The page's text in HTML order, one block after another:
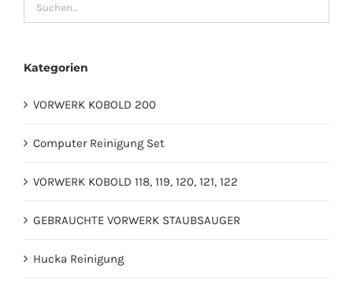
Kategorien
VORWERK KOBOLD 200
Computer Reinigung Set
VORWERK KOBOLD 118, 119, 120, 121, 122
GEBRAUCHTE VORWERK STAUBSAUGER
Hucka Reinigung